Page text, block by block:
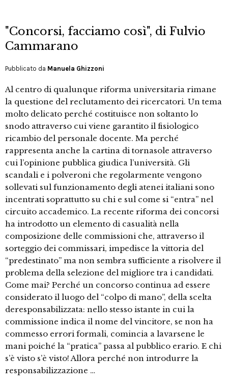
"Concorsi, facciamo così", di Fulvio
Cammarano
Pubblicato da Manuela Ghizzoni
Al centro di qualunque riforma universitaria rimane
la questione del reclutamento dei ricercatori. Un tema
molto delicato perché costituisce non soltanto lo
snodo attraverso cui viene garantito il fisiologico
ricambio del personale docente. Ma perché
rappresenta anche la cartina di tornasole attraverso
cui l’opinione pubblica giudica l’università. Gli
scandali e i polveroni che regolarmente vengono
sollevati sul funzionamento degli atenei italiani sono
incentrati soprattutto su chi e sul come si “entra” nel
circuito accademico. La recente riforma dei concorsi
ha introdotto un elemento di casualità nella
composizione delle commissioni che, attraverso il
sorteggio dei commissari, impedisce la vittoria del
“predestinato” ma non sembra sufficiente a risolvere il
problema della selezione del migliore tra i candidati.
Come mai? Perché un concorso continua ad essere
considerato il luogo del “colpo di mano”, della scelta
deresponsabilizzata: nello stesso istante in cui la
commissione indica il nome del vincitore, se non ha
commesso errori formali, comincia a lavarsene le
mani poiché la “pratica” passa al pubblico erario. E chi
s’è visto s’è visto! Allora perché non introdurre la
responsabilizzazione …